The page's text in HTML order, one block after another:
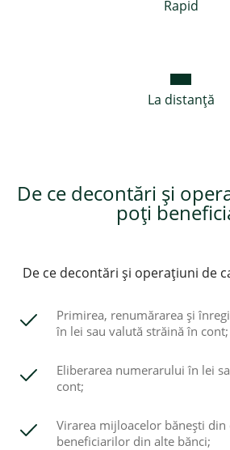
Rapid
La distanță
De ce decontări şi
poți
De ce decontări şi operaţiuni de
Primirea, renumărarea şi
în lei sau valută străină în cont;
Eliberarea numerarului în lei
cont;
Virarea mijloacelor băneşti
beneficiarilor din alte bănci;